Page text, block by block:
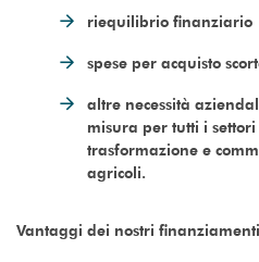
riequilibrio finanziario
spese per acquisto
altre necessità
misura per tutti i
trasformazione e
agricoli.
Vantaggi dei nostri